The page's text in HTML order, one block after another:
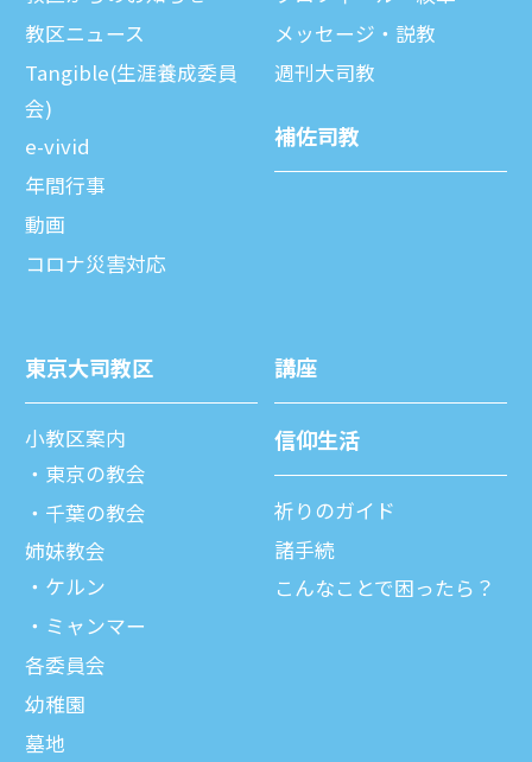
教区ニュース
Tangible(生涯養成委員
会)
e-vivid
年間⾏事
動画
コロナ災害対応
メッセージ・説教
週刊⼤司教
補佐司教
東京⼤司教区
⼩教区案内
東京の教会
千葉の教会
姉妹教会
ケルン
ミャンマー
各委員会
幼稚園
墓地
講座
信仰⽣活
祈りのガイド
諸⼿続
こんなことで困ったら？